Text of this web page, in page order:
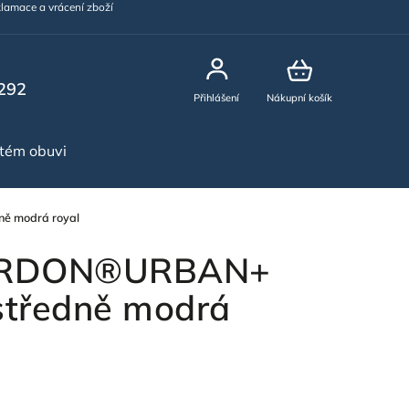
a vrácení zboží
Nákupní košík
Přihlášení
obuvi
modrá royal
modrá